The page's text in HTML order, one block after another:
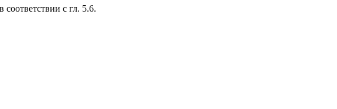
с гл. 5.6.